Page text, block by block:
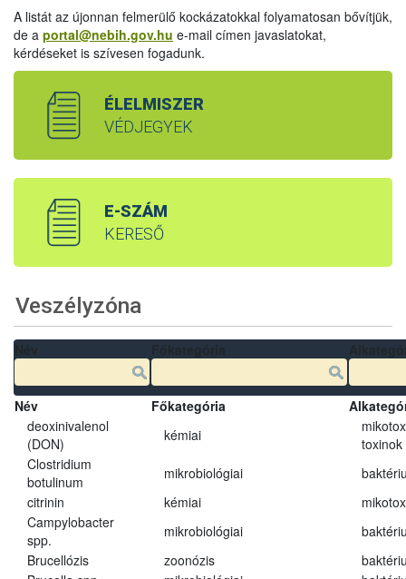
A listát az újonnan felmerülő kockázatokkal folyamatosan bővítjük,
de a portal@nebih.gov.hu e-mail címen javaslatokat,
kérdéseket is szívesen fogadunk.
ÉLELMISZER
VÉDJEGYEK
E-SZÁM
KERESŐ
Veszélyzóna
Név Főkategória
deoxinivalenol
(DON)
kémiai
toxinok
Clostridium
botulinum
mikrobiológiai
citrinin
kémiai
Campylobacter
spp.
mikrobiológiai
Brucellózis
zoonózis